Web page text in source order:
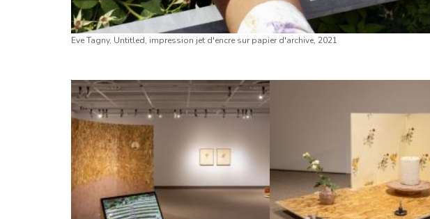
Eve Tagny, Untitled, impression jet d'encre sur papier d'archive, 2021